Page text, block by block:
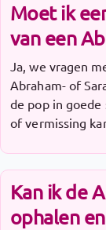
Moet ik
van een
Ja, we vragen
Abraham- of
de pop in
of vermissing
Kan ik de
ophalen